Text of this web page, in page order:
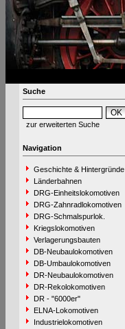
Suche
zur erweiterten Suche
Navigation
Geschichte & Hintergründe
Länderbahnen
DRG-Einheitslokomotiven
DRG-Zahnradlokomotiven
DRG-Schmalspurlok.
Kriegslokomotiven
Verlagerungsbauten
DB-Neubaulokomotiven
DB-Umbaulokomotiven
DR-Neubaulokomotiven
DR-Rekolokomotiven
DR - "6000er"
ELNA-Lokomotiven
Industrielokomotiven